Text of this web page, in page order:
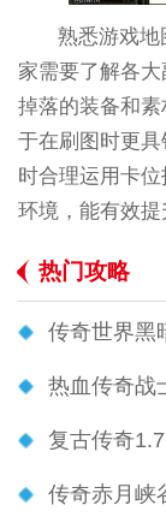
熟悉游戏
家需要了解各
掉落的装备和
于在刷图时更
时合理运用卡
环境，能有效提
热门攻略
传奇世界黑
热血传奇战
复古传奇
传奇赤月峡